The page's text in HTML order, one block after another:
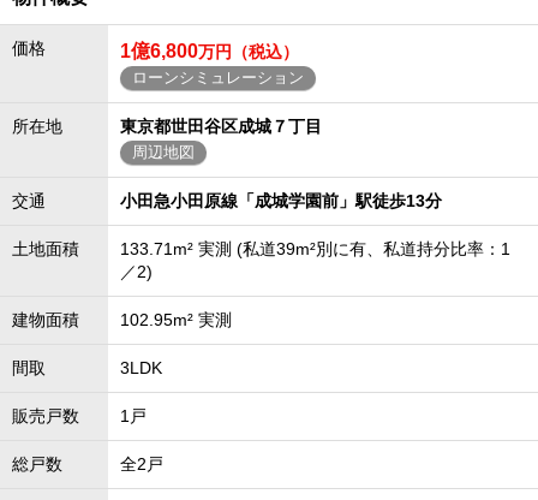
価格 1億6,800万円（税込）
ローンシミュレーション
所在地 東京都世田谷区成城７丁目
周辺地図
交通 小田急小田原線「成城学園前」駅徒歩13分
土地面積
133.71m² 実測 (私道39m²別に有、私道持分比率：1
／2)
建物面積 102.95m² 実測
間取 3LDK
販売戸数 1戸
総戸数 全2戸